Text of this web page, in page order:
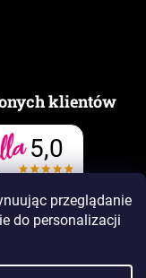
przeglądanie
do personalizacji
klientów
5,0